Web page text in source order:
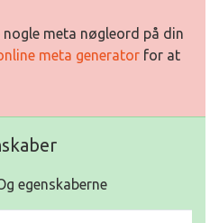
meta nøgleord på din
meta generator for at
egenskaberne